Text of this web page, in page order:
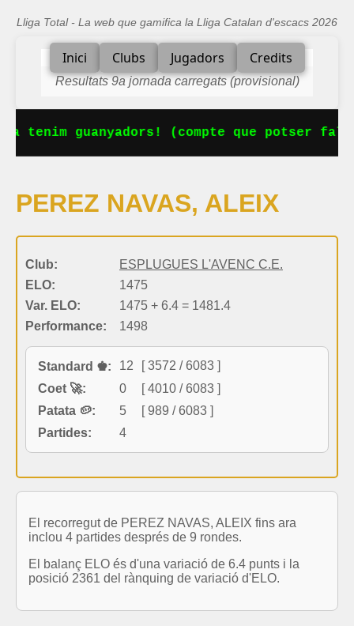
Lliga Total - La web que gamifica la Lliga Catalan d'escacs 2026
Inici Clubs Jugadors Credits
Resultats 9a jornada carregats (provisional)
tenim guanyadors! (compte que potser
PEREZ NAVAS, ALEIX
Club:
ESPLUGUES L'AVENC C.E.
ELO:
1475
Var. ELO:
1475 + 6.4 = 1481.4
Performance:
1498
Standard ♚: 12
[ 3572 / 6083 ]
Coet 🚀:
0
[ 4010 / 6083 ]
Patata 🥔:
5
[ 989 / 6083 ]
Partides:
4
El recorregut de PEREZ NAVAS, ALEIX fins ara
inclou 4 partides després de 9 rondes.
El balanç ELO és d'una variació de 6.4 punts i la
posició 2361 del rànquing de variació d'ELO.